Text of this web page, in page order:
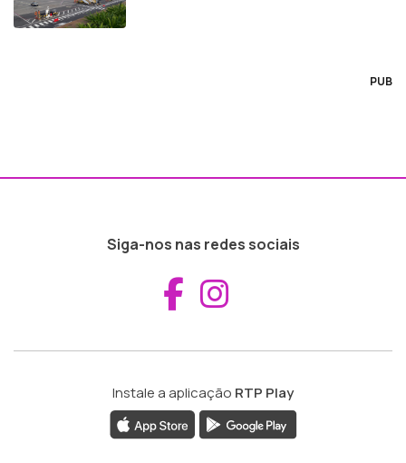
PUB
Siga-nos nas redes sociais
Aceder ao
Instale a aplicação RTP Play